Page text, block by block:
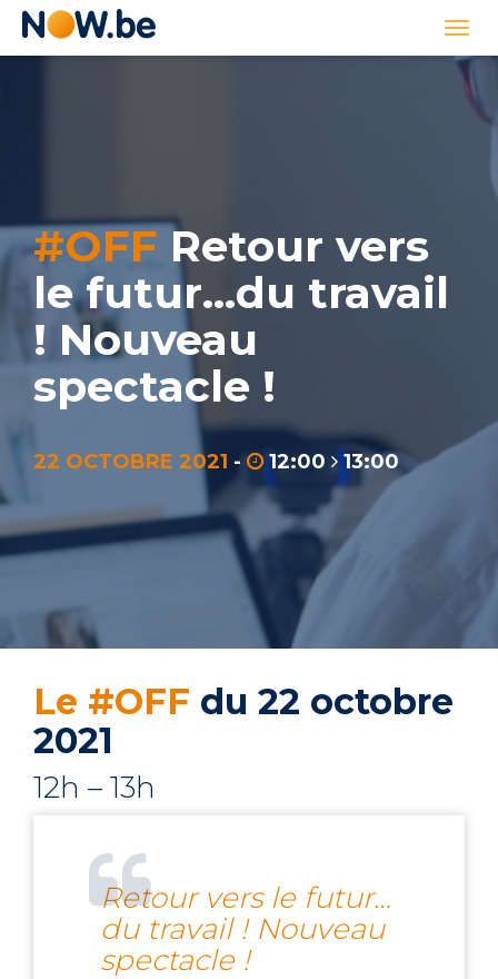
Lien
#OFF Retour vers
le futur…du travail
! Nouveau
spectacle !
22 OCTOBRE 2021 - 12:00 13:00
Le #OFF du 22 octobre
2021
12h – 13h
Retour vers le futur…
du travail ! Nouveau
spectacle !